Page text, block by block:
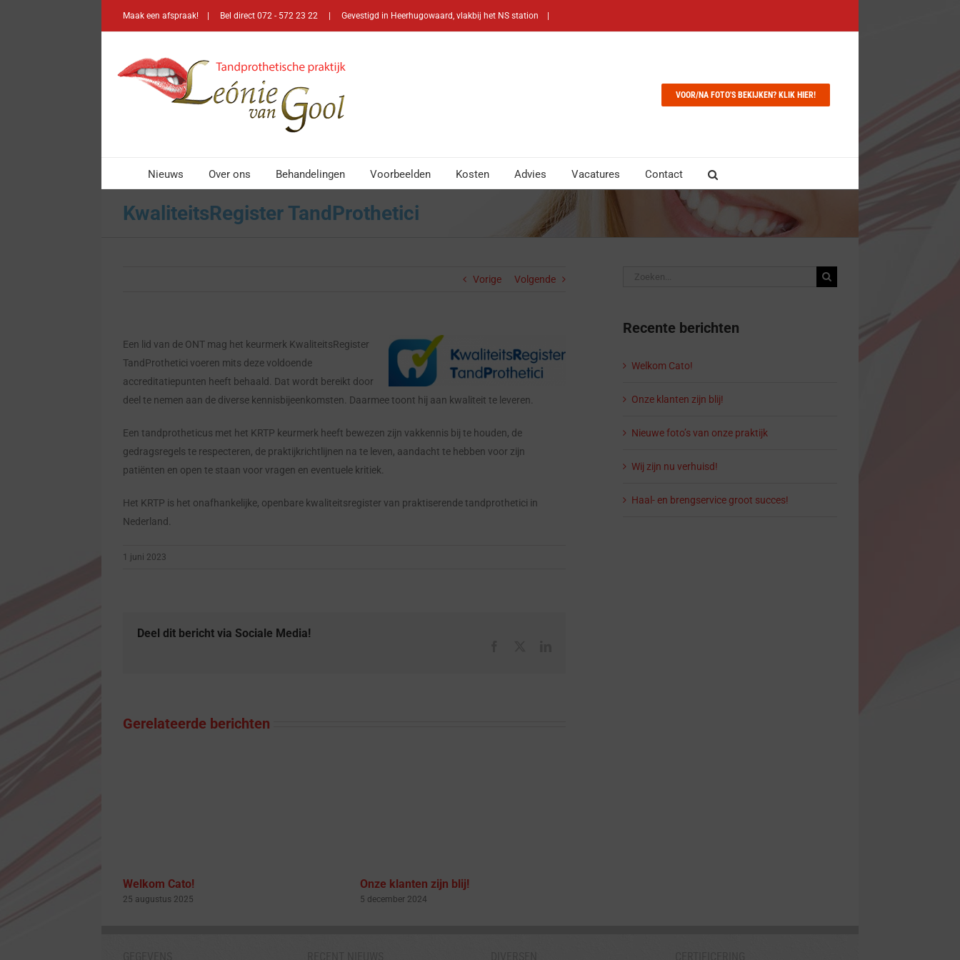
Maak een afspraak! | Bel direct 072 - 572 23 22 | Gevestigd in Heerhugowaard, vlakbij het NS station |
VOOR/NA FOTO'S BEKIJKEN? KLIK HIER!
Nieuws Over ons Behandelingen Voorbeelden Kosten Advies Vacatures Contact
KwaliteitsRegister TandProthetici
Vorige Volgende
Een lid van de ONT mag het keurmerk KwaliteitsRegister
TandProthetici voeren mits deze voldoende
accreditatiepunten heeft behaald. Dat wordt bereikt door
deel te nemen aan de diverse kennisbijeenkomsten. Daarmee toont hij aan kwaliteit te leveren.
Een tandprotheticus met het KRTP keurmerk heeft bewezen zijn vakkennis bij te houden, de
gedragsregels te respecteren, de praktijkrichtlijnen na te leven, aandacht te hebben voor zijn
patiënten en open te staan voor vragen en eventuele kritiek.
Het KRTP is het onafhankelijke, openbare kwaliteitsregister van praktiserende tandprothetici in
Nederland.
1 juni 2023
Deel dit bericht via Sociale Media!
Gerelateerde berichten
Welkom Cato!
25 augustus 2025
Onze klanten zijn blij!
5 december 2024
Zoeken
Recente berichten
Welkom Cato!
Onze klanten zijn blij!
Nieuwe foto’s van onze praktijk
Wij zijn nu verhuisd!
Haal- en brengservice groot succes!